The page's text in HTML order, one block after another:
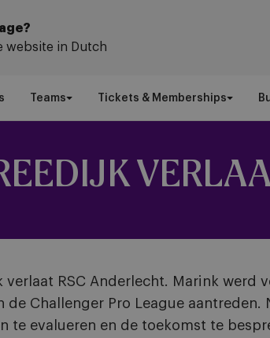
website in Dutch
Teams Tickets & Memberships
verlaat RSC Anderlecht. Marink werd
Challenger Pro League
te evalueren en de toekomst te